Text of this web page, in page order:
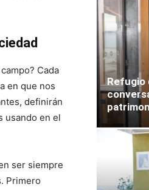
Cada
en que nos
definirán
usando en el
ser siempre
Primero
Refugio